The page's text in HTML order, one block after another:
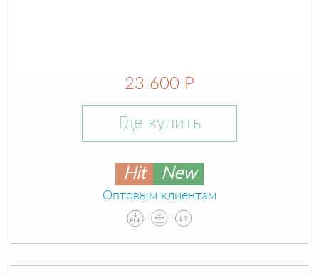
23 600 Р
Где купить
Hit New
Оптовым клиентам